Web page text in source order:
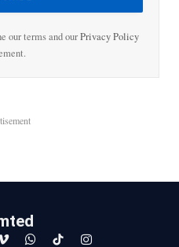
our terms and ourPrivacy Policy